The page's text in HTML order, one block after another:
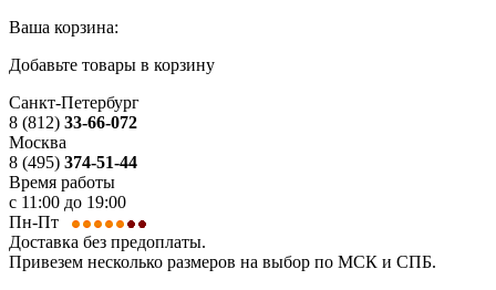
Ваша корзина:
Добавьте товары в корзину
Санкт-Петербург
8 (812) 33-66-072
Москва
8 (495) 374-51-44
Время работы
с 11:00 до 19:00
Пн-Пт
Доставка без предоплаты.
Привезем несколько размеров на выбор по МСК и СПБ.